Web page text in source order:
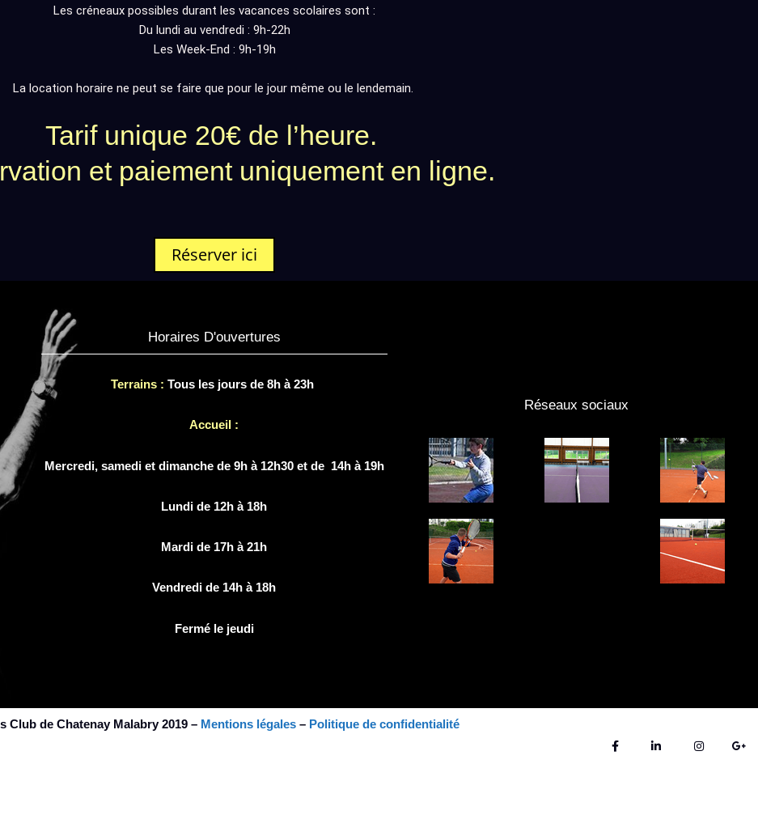
Les créneaux possibles durant les vacances scolaires sont :
Du lundi au vendredi : 9h-22h
Les Week-End : 9h-19h
La location horaire ne peut se faire que pour le jour même ou le lendemain.
Tarif unique 20€ de l’heure.
et paiement uniquement en ligne.
Réserver ici
Horaires D'ouvertures
Terrains : Tous les jours de 8h à 23h
Accueil :
Mercredi, samedi et dimanche de 9h à 12h30 et de 14h à 19h
Lundi de 12h à 18h
Mardi de 17h à 21h
Vendredi de 14h à 18h
Fermé le jeudi
Réseaux sociaux
Club de Chatenay Malabry 2019 – Mentions légales – Politique de confidentialité